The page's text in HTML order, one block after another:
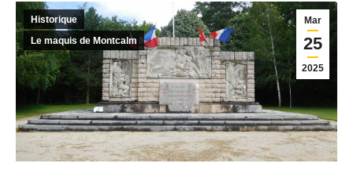
Mar
25
2025
Historique
Le maquis de Montcalm